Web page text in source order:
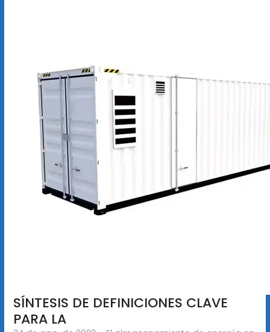
SÍNTESIS DE DEFINICIONES CLAVE
PARA LA